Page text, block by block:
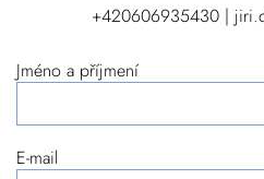
+420606935430 |
Jméno a příjmení
E-mail